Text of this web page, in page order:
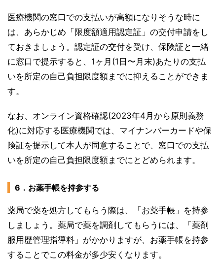
医療機関の窓口での支払いが高額になりそうな時に
は、あらかじめ「限度額適用認定証」の交付申請をし
ておきましょう。認定証の交付を受け、保険証と一緒
に窓口で提示すると、1ヶ月(1日〜月末)あたりの支払
いを所定の自己負担限度額までに抑えることができま
す。
なお、オンライン資格確認(2023年4月から原則義務
化)に対応する医療機関では、マイナンバーカードや保
険証を提示して本人が同意することで、窓口での支払
いを所定の自己負担限度額までにとどめられます。
6．お薬手帳を持参する
薬局で薬を処方してもらう際は、「お薬手帳」を持参
しましょう。薬局で薬を調剤してもらうには、「薬剤
服用歴管理指導料」がかかりますが、お薬手帳を持参
することでこの料金が多少安くなります。